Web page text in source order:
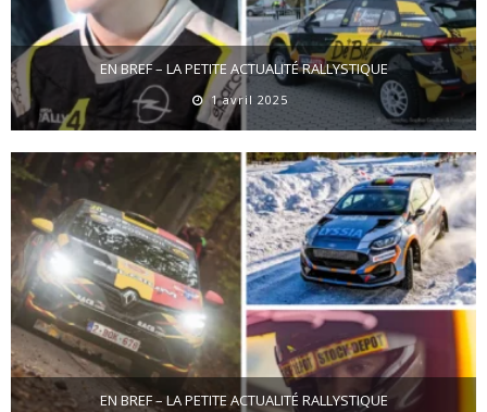
EN BREF – LA PETITE ACTUALITÉ RALLYSTIQUE
1 avril 2025
EN BREF – LA PETITE ACTUALITÉ RALLYSTIQUE